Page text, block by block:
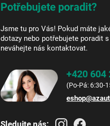
Potřebujete poradit?
Jsme tu pro Vás! Pokud máte
dotazy nebo potřebujete poradit s
neváhejte nás kontaktovat.
+420 604
eshop@
Sledujte nás: